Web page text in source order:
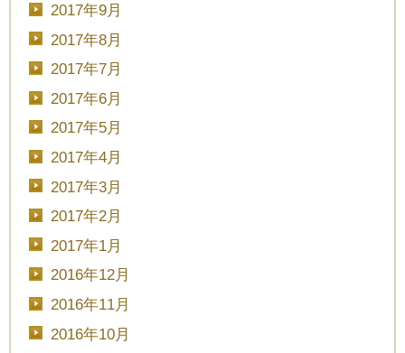
2017年9月
2017年8月
2017年7月
2017年6月
2017年5月
2017年4月
2017年3月
2017年2月
2017年1月
2016年12月
2016年11月
2016年10月